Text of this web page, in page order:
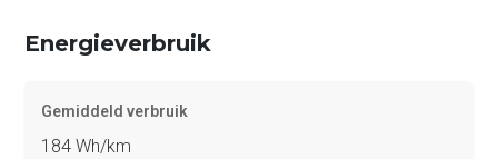
Energieverbruik
Gemiddeld verbruik
184 Wh/km